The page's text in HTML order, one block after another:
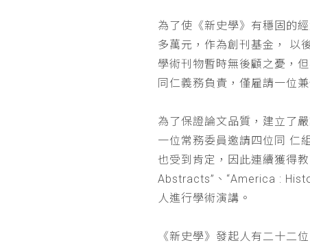
為了使《新史學》有穩固的
多萬元，作為創刊基金， 以
學術刊物暫時無後顧之憂，
同仁義務負責，僅雇請一位兼
為了保證論文品質，建立了
一位常務委員邀請四位同 仁
也受到肯定，因此連續獲得
Abstracts”、“America :
人進行學術演講。
《新史學》發起人有二十二